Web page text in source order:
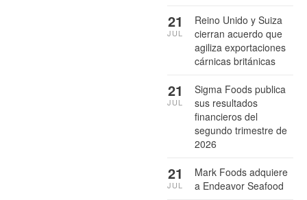
Reino Unido y Suiza
cierran acuerdo que
agiliza exportaciones
cárnicas británicas
21
JUL
Sigma Foods publica
sus resultados
financieros del
segundo trimestre de
2026
21
JUL
Mark Foods adquiere
a Endeavor Seafood
21
JUL